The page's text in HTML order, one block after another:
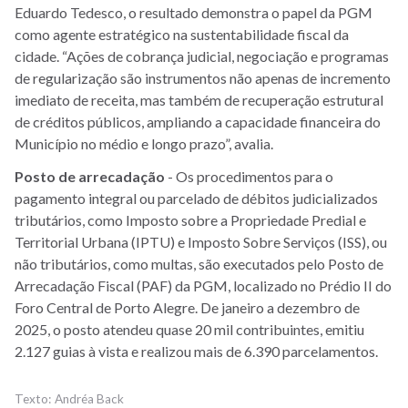
Eduardo Tedesco, o resultado demonstra o papel da PGM
como agente estratégico na sustentabilidade fiscal da
cidade. “Ações de cobrança judicial, negociação e programas
de regularização são instrumentos não apenas de incremento
imediato de receita, mas também de recuperação estrutural
de créditos públicos, ampliando a capacidade financeira do
Município no médio e longo prazo”, avalia.
Posto de arrecadação - Os procedimentos para o
pagamento integral ou parcelado de débitos judicializados
tributários, como Imposto sobre a Propriedade Predial e
Territorial Urbana (IPTU) e Imposto Sobre Serviços (ISS), ou
não tributários, como multas, são executados pelo Posto de
Arrecadação Fiscal (PAF) da PGM, localizado no Prédio II do
Foro Central de Porto Alegre. De janeiro a dezembro de
2025, o posto atendeu quase 20 mil contribuintes, emitiu
2.127 guias à vista e realizou mais de 6.390 parcelamentos.
Andréa Back